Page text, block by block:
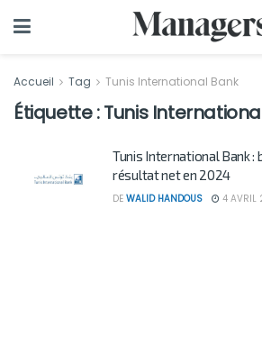
Accueil Tag Tunis International Bank
Étiquette :Tunis
Tunis International Bank :
résultat net en 2024
DE WALID HANDOUS 4 AVRIL